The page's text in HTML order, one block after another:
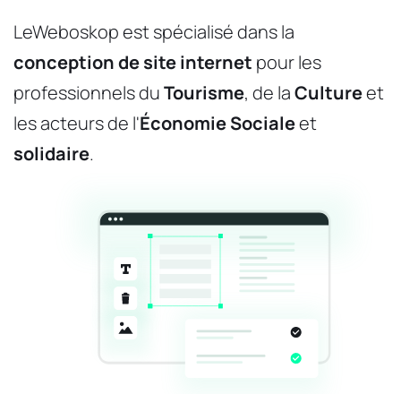
conception de site internet pour les
professionnels du Tourisme, de la Culture et
les acteurs de l'Économie Sociale et
solidaire.